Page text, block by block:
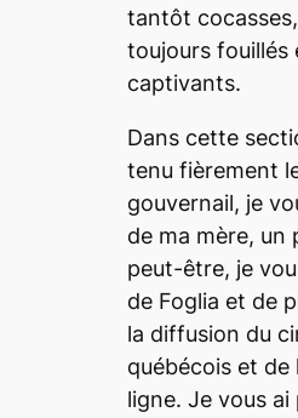
tantôt
toujours fouillés
captivants.
Dans cette
tenu fièrement
gouvernail, je
de ma mère, un
peut-être, je
de Foglia et de
la diffusion du
québécois et de
ligne. Je vous ai